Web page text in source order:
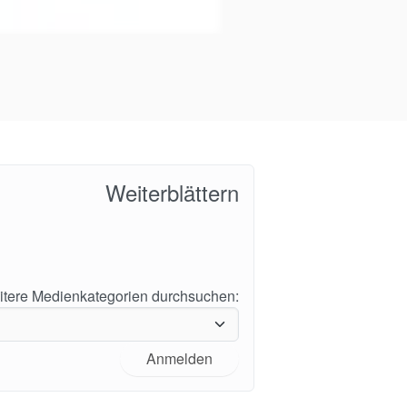
Weiterblättern
Medienkategorien durchsuchen:
Anmelden